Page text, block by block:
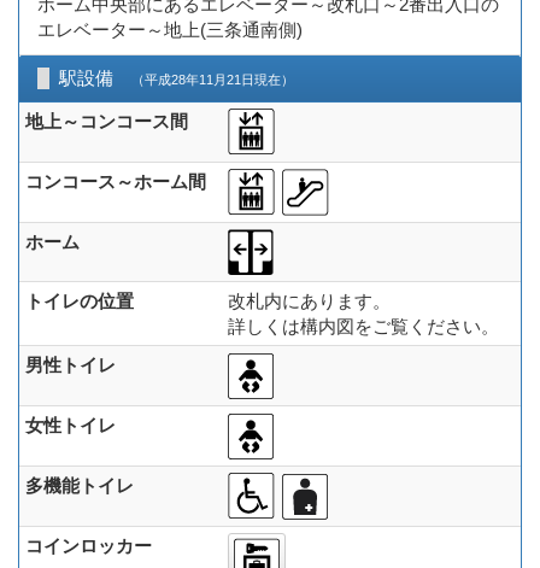
エレベーター～地上(三条通南側)
駅設備 （平成28年11月21日現在）
地上～コンコース間
コンコース～ホーム間
ホーム
トイレの位置
改札内にあります。
詳しくは構内図をご覧ください。
男性トイレ
女性トイレ
多機能トイレ
コインロッカー